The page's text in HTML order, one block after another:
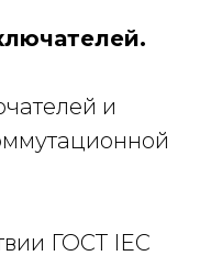
и
ГОСТ IEC